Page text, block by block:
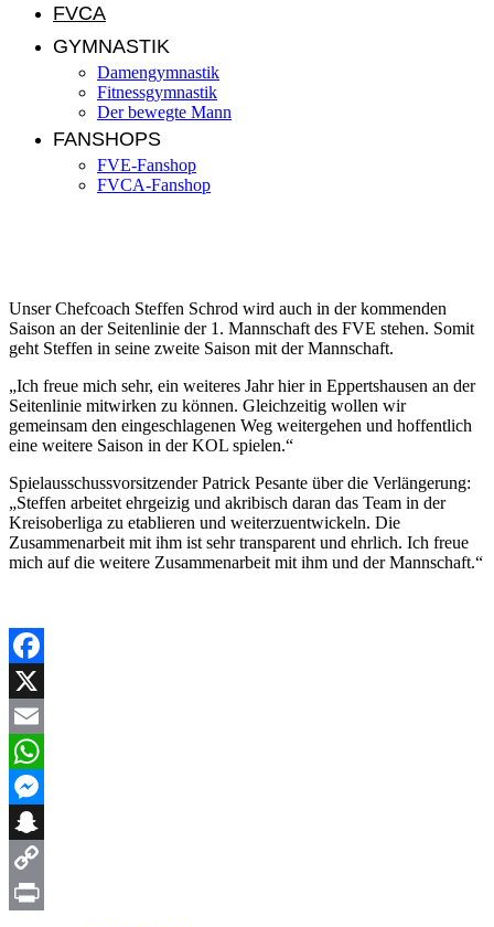
FVCA
GYMNASTIK
Damengymnastik
Fitnessgymnastik
Der bewegte Mann
FANSHOPS
FVE-Fanshop
FVCA-Fanshop
Unser Chefcoach Steffen Schrod wird auch in der kommenden
Saison an der Seitenlinie der 1. Mannschaft des FVE stehen. Somit
geht Steffen in seine zweite Saison mit der Mannschaft.
„Ich freue mich sehr, ein weiteres Jahr hier in Eppertshausen an der
Seitenlinie mitwirken zu können. Gleichzeitig wollen wir
gemeinsam den eingeschlagenen Weg weitergehen und hoffentlich
eine weitere Saison in der KOL spielen.“
Spielausschussvorsitzender Patrick Pesante über die Verlängerung:
„Steffen arbeitet ehrgeizig und akribisch daran das Team in der
Kreisoberliga zu etablieren und weiterzuentwickeln. Die
Zusammenarbeit mit ihm ist sehr transparent und ehrlich. Ich freue
mich auf die weitere Zusammenarbeit mit ihm und der Mannschaft.“
Facebook
X
Email
WhatsApp
Messenger
Snapchat
Copy